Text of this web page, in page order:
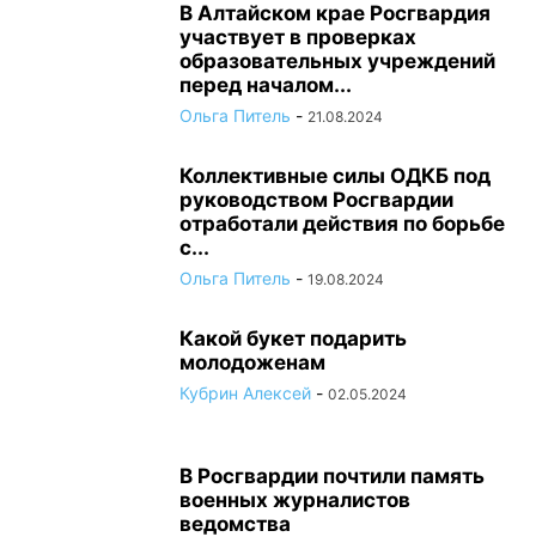
В Алтайском крае Росгвардия
участвует в проверках
образовательных учреждений
перед началом...
Ольга Питель - 21.08.2024
Коллективные силы ОДКБ под
руководством Росгвардии
отработали действия по борьбе
с...
Ольга Питель - 19.08.2024
Какой букет подарить
молодоженам
Кубрин Алексей - 02.05.2024
В Росгвардии почтили память
военных журналистов
ведомства